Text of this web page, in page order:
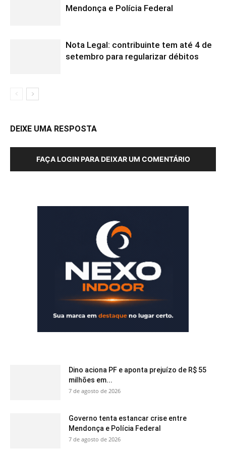
Mendonça e Polícia Federal
Nota Legal: contribuinte tem até 4 de
setembro para regularizar débitos
DEIXE UMA RESPOSTA
FAÇA LOGIN PARA DEIXAR UM COMENTÁRIO
Dino aciona PF e aponta prejuízo de R$ 55
milhões em...
7 de agosto de 2026
Governo tenta estancar crise entre
Mendonça e Polícia Federal
7 de agosto de 2026